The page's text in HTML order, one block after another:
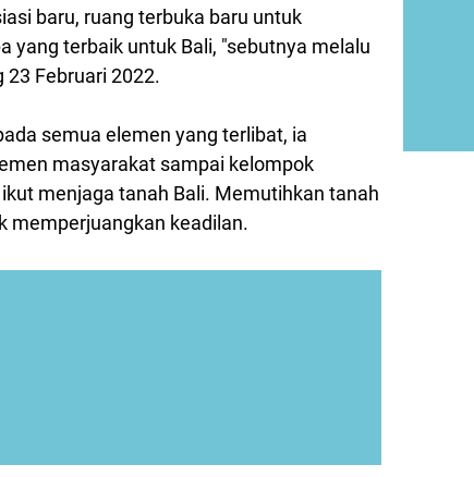
baru, ruang terbuka baru untuk
yang terbaik untuk Bali, "sebutnya melalu
23 Februari 2022.
semua elemen yang terlibat, ia
masyarakat sampai kelompok
menjaga tanah Bali. Memutihkan tanah
memperjuangkan keadilan.